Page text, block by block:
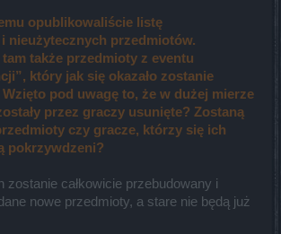
opublikowaliście listę
i nieużytecznych przedmiotów.
tam także przedmioty z eventu
który jak się okazało zostanie
pod uwagę to, że w dużej mierze
przez graczy usunięte? Zostaną
czy gracze, którzy się ich
pokrzywdzeni?
zostanie całkowicie przebudowany i
nowe przedmioty, a stare nie będą już